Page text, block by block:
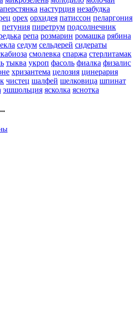
настурция незабудка
орех орхидея патиссон пеларгония
петуния пиретрум подсолнечник
репа розмарин ромашка рябина
седум сельдерей сидераты
смолевка спаржа стерлитамак
тыква укроп фасоль фиалка физалис
хризантема целозия цинерария
чистец шалфей шелковица шпинат
эшшольция ясколка яснотка